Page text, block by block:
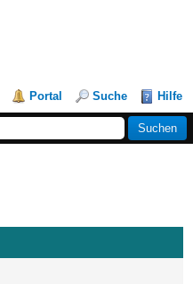
Portal Suche Hilfe